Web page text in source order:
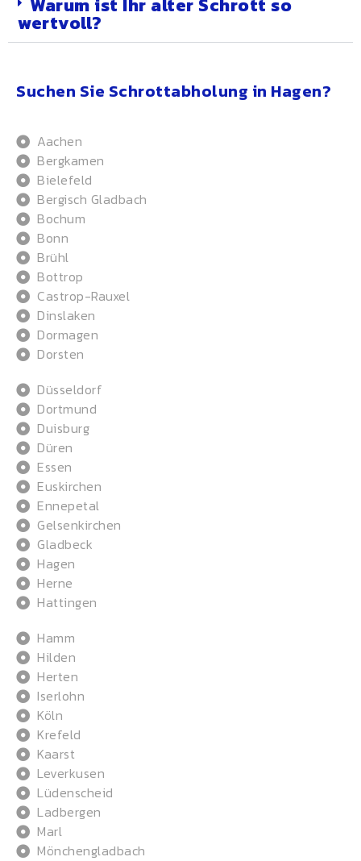
wertvoll?
Suchen Sie Schrottabholung in Hagen?
Aachen
Bergkamen
Bielefeld
Bergisch Gladbach
Bochum
Bonn
Brühl
Bottrop
Castrop-Rauxel
Dinslaken
Dormagen
Dorsten
Düsseldorf
Dortmund
Duisburg
Düren
Essen
Euskirchen
Ennepetal
Gelsenkirchen
Gladbeck
Hagen
Herne
Hattingen
Hamm
Hilden
Herten
Iserlohn
Köln
Krefeld
Kaarst
Leverkusen
Lüdenscheid
Ladbergen
Marl
Mönchengladbach